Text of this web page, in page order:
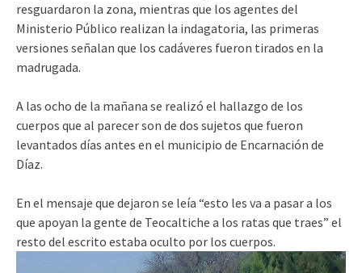
resguardaron la zona, mientras que los agentes del
Ministerio Público realizan la indagatoria, las primeras
versiones señalan que los cadáveres fueron tirados en la
madrugada.
A las ocho de la mañana se realizó el hallazgo de los
cuerpos que al parecer son de dos sujetos que fueron
levantados días antes en el municipio de Encarnación de
Díaz.
En el mensaje que dejaron se leía “esto les va a pasar a los
que apoyan la gente de Teocaltiche a los ratas que traes” el
resto del escrito estaba oculto por los cuerpos.